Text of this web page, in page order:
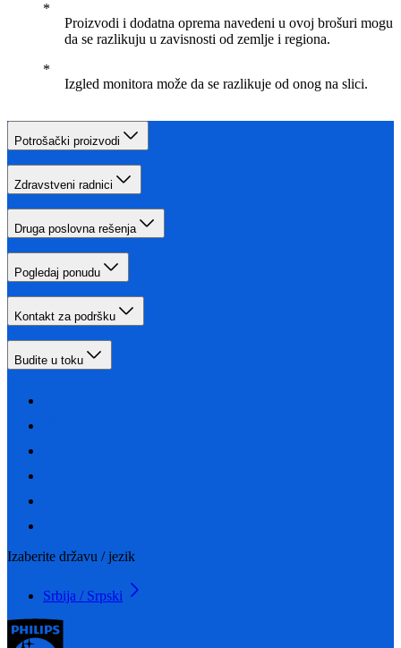
Proizvodi i dodatna oprema navedeni u ovoj brošuri mogu
da se razlikuju u zavisnosti od zemlje i regiona.
Izgled monitora može da se razlikuje od onog na slici.
Potrošački proizvodi
Zdravstveni radnici
Druga poslovna rešenja
Pogledaj ponudu
Kontakt za podršku
Budite u toku
Izaberite državu / jezik
Srbija / Srpski